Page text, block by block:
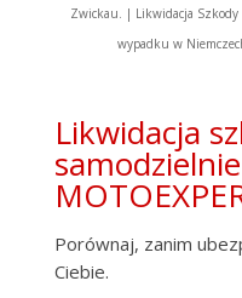
Zwickau. | Likwidacja
wypadku w
Likwidacja
Porównaj, zanim
Ciebie.